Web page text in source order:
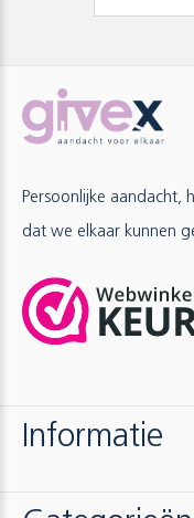
Persoonlijke aandacht,
dat we elkaar kunnen
Informatie